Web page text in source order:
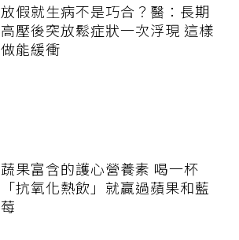
放假就生病不是巧合？醫：長期
高壓後突放鬆症狀一次浮現 這樣
做能緩衝
蔬果富含的護心營養素 喝一杯
「抗氧化熱飲」就贏過蘋果和藍
莓